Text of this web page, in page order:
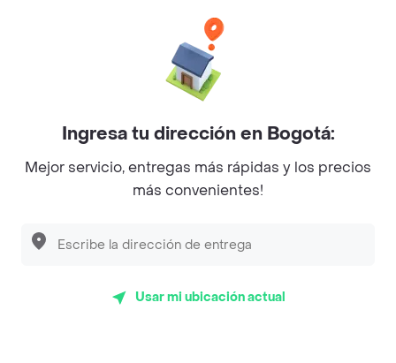
Sobre Rappi
Facebook
Twitter
Instagram
©2026Rappi Inc. All rights reserved.
Ingresa tu dirección en Bogotá:
Mejor servicio, entregas más rápidas y los precios
más convenientes!
Usar mi ubicación actual